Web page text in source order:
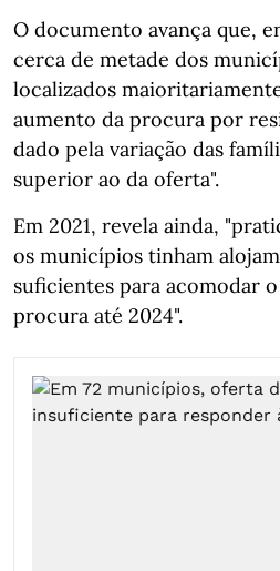
O documento avança que,
cerca de metade dos
localizados
aumento da procura por
dado pela variação das
superior ao da oferta".
Em 2021, revela ainda,
os municípios tinham
suficientes para acomodar
procura até 2024".